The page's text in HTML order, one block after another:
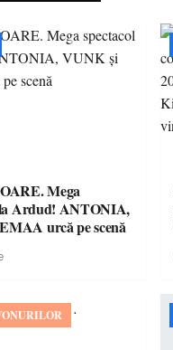
Mega
la Ardud! ANTONIA,
urcă pe scenă